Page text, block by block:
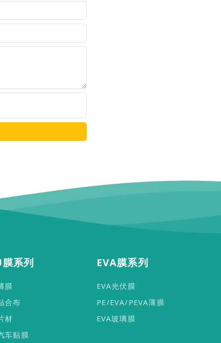
系列
膜
合布
材
车贴膜
EVA膜系列
EVA光伏膜
PE/EVA/PEVA薄膜
EVA玻璃膜